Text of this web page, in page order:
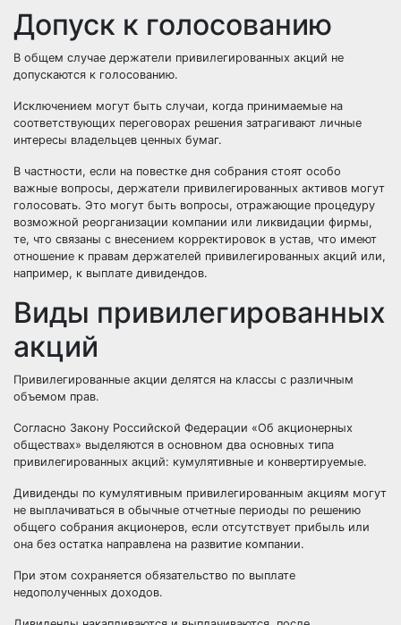
Допуск к голосованию
В общем случае держатели привилегированных акций не
допускаются к голосованию.
Исключением могут быть случаи, когда принимаемые на
соответствующих переговорах решения затрагивают личные
интересы владельцев ценных бумаг.
В частности, если на повестке дня собрания стоят особо
важные вопросы, держатели привилегированных активов могут
голосовать. Это могут быть вопросы, отражающие процедуру
возможной реорганизации компании или ликвидации фирмы,
те, что связаны с внесением корректировок в устав, что имеют
отношение к правам держателей привилегированных акций или,
например, к выплате дивидендов.
Виды привилегированных
акций
Привилегированные акции делятся на классы с различным
объемом прав.
Согласно Закону Российской Федерации «Об акционерных
обществах» выделяются в основном два основных типа
привилегированных акций: кумулятивные и конвертируемые.
Дивиденды по кумулятивным привилегированным акциям могут
не выплачиваться в обычные отчетные периоды по решению
общего собрания акционеров, если отсутствует прибыль или
она без остатка направлена на развитие компании.
При этом сохраняется обязательство по выплате
недополученных доходов.